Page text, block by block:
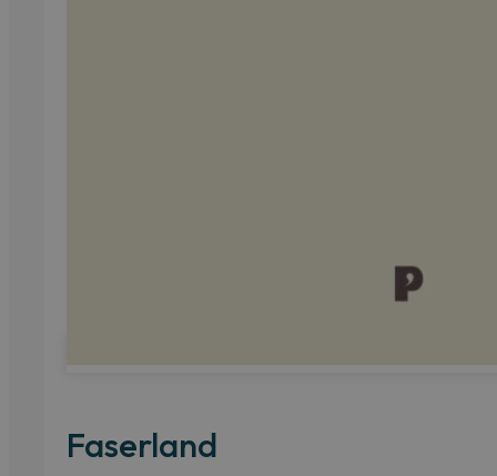
Faserland